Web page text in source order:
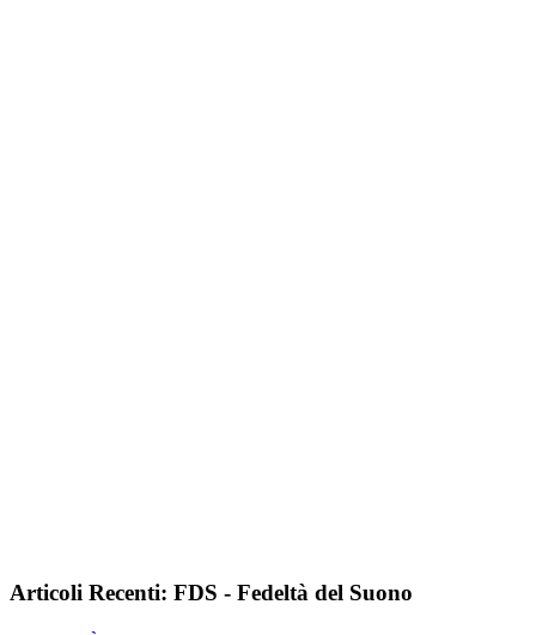
Articoli Recenti: FDS - Fedeltà del Suono